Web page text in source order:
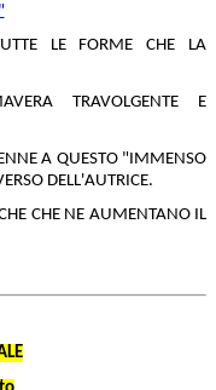
LE FORME CHE LA
TRAVOLGENTE E
A QUESTO "IMMENSO
DELL'AUTRICE.
CHE NE AUMENTANO IL